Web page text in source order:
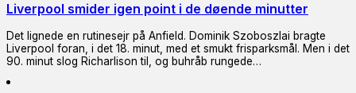
Liverpool smider igen point i de døende minutter
Det lignede en rutinesejr på Anfield. Dominik Szoboszlai bragte
Liverpool foran, i det 18. minut, med et smukt frisparksmål. Men i det
90. minut slog Richarlison til, og buhråb rungede…